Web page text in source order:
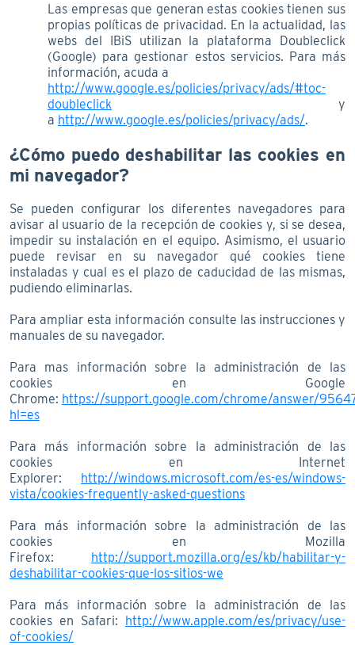
Las empresas que generan estas cookies tienen sus
propias políticas de privacidad. En la actualidad, las
webs del IBiS utilizan la plataforma Doubleclick
(Google) para gestionar estos servicios. Para más
información, acuda a
http://www.google.es/policies/privacy/ads/#toc-
doubleclick y
a http://www.google.es/policies/privacy/ads/.
¿Cómo puedo deshabilitar las cookies en
mi navegador?
Se pueden configurar los diferentes navegadores para
avisar al usuario de la recepción de cookies y, si se desea,
impedir su instalación en el equipo. Asimismo, el usuario
puede revisar en su navegador qué cookies tiene
instaladas y cual es el plazo de caducidad de las mismas,
pudiendo eliminarlas.
Para ampliar esta información consulte las instrucciones y
manuales de su navegador.
Para mas información sobre la administración de las
cookies en Google
Chrome: https://support.google.com/chrome/answer/
hl=es
Para más información sobre la administración de las
cookies en Internet
Explorer: http://windows.microsoft.com/es-es/windows-
vista/cookies-frequently-asked-questions
Para más información sobre la administración de las
cookies en Mozilla
Firefox: http://support.mozilla.org/es/kb/habilitar-y-
deshabilitar-cookies-que-los-sitios-we
Para más información sobre la administración de las
cookies en Safari: http://www.apple.com/es/privacy/use-
of-cookies/